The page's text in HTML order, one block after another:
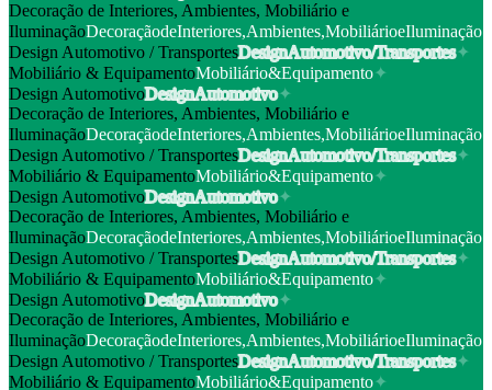
Decoração de Interiores, Ambientes, Mobiliário e
IluminaçãoDecoraçãodeInteriores,Ambientes,MobiliárioeIluminação
Design Automotivo / TransportesDesignAutomotivo/Transportes✦
Mobiliário & EquipamentoMobiliário&Equipamento✦
Design AutomotivoDesignAutomotivo✦
Decoração de Interiores, Ambientes, Mobiliário e
IluminaçãoDecoraçãodeInteriores,Ambientes,MobiliárioeIluminação
Design Automotivo / TransportesDesignAutomotivo/Transportes✦
Mobiliário & EquipamentoMobiliário&Equipamento✦
Design AutomotivoDesignAutomotivo✦
Decoração de Interiores, Ambientes, Mobiliário e
IluminaçãoDecoraçãodeInteriores,Ambientes,MobiliárioeIluminação
Design Automotivo / TransportesDesignAutomotivo/Transportes✦
Mobiliário & EquipamentoMobiliário&Equipamento✦
Design AutomotivoDesignAutomotivo✦
Decoração de Interiores, Ambientes, Mobiliário e
IluminaçãoDecoraçãodeInteriores,Ambientes,MobiliárioeIluminação
Design Automotivo / TransportesDesignAutomotivo/Transportes✦
Mobiliário & EquipamentoMobiliário&Equipamento✦